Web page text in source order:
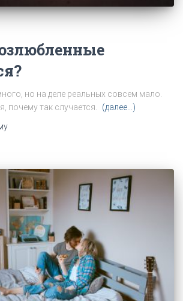
но на деле реальных совсем мало.
почему так случается.
(далее…)